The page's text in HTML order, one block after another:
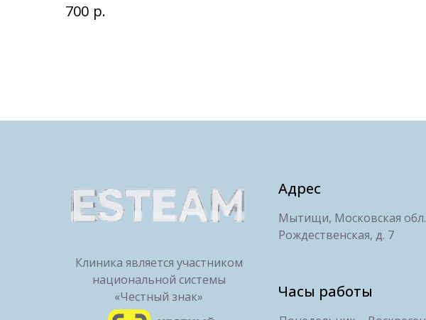
700 р.
Клиника является участником
национальной системы
«Честный знак»
Часы работы
Адрес
Мытищи, Московская
Рождественская, д. 7